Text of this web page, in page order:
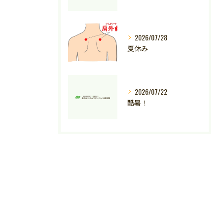
2026/07/28
夏休み
2026/07/22
酷暑！